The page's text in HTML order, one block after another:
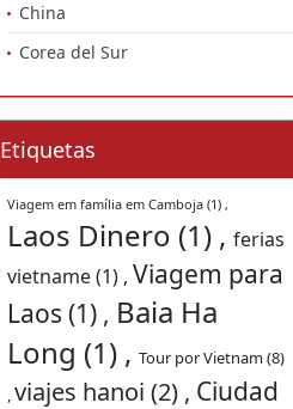
China
Corea del Sur
Etiquetas
Viagem em família em Camboja (1) ,
Laos Dinero (1) , ferias
vietname (1) , Viagem para
Laos (1) , Baia Ha
Long (1) , Tour por Vietnam (8)
,viajes hanoi (2) , Ciudad